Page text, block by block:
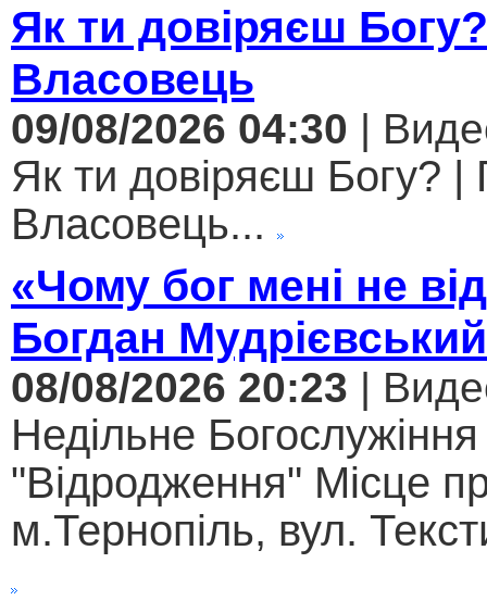
Як ти довіряєш
Власовець
09/08/2026 04:30 |
Як ти довіряєш Богу? |
Власовець...
«Чому бог мені не
Богдан Мудрієвський
08/08/2026 20:23 |
Недільне
"Відродження" Місце
м.Тернопіль, вул.